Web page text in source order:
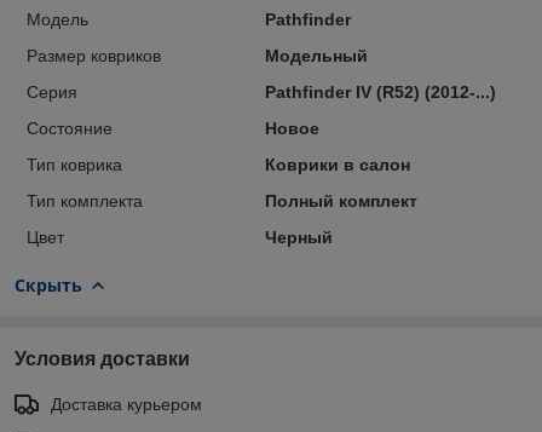
Модель
Pathfinder
Размер ковриков
Модельный
Серия
Pathfinder IV (R52) (2012-...)
Состояние
Новое
Тип коврика
Коврики в салон
Тип комплекта
Полный комплект
Цвет
Черный
Скрыть
Условия доставки
Доставка курьером